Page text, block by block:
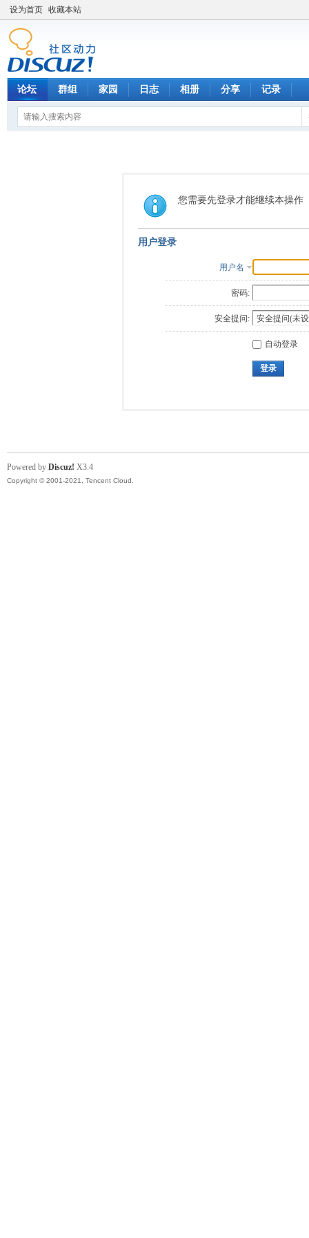
设为首页 收藏本站
论坛 群组 家园 日志 相册 分享 记录
您需要先登录才能继续本操作
用户登录
用户名
密码:
安全提问:
自动登录
登录
Powered by Discuz! X3.4
Copyright © 2001-2021, Tencent Cloud.